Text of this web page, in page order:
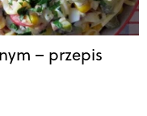
– przepis